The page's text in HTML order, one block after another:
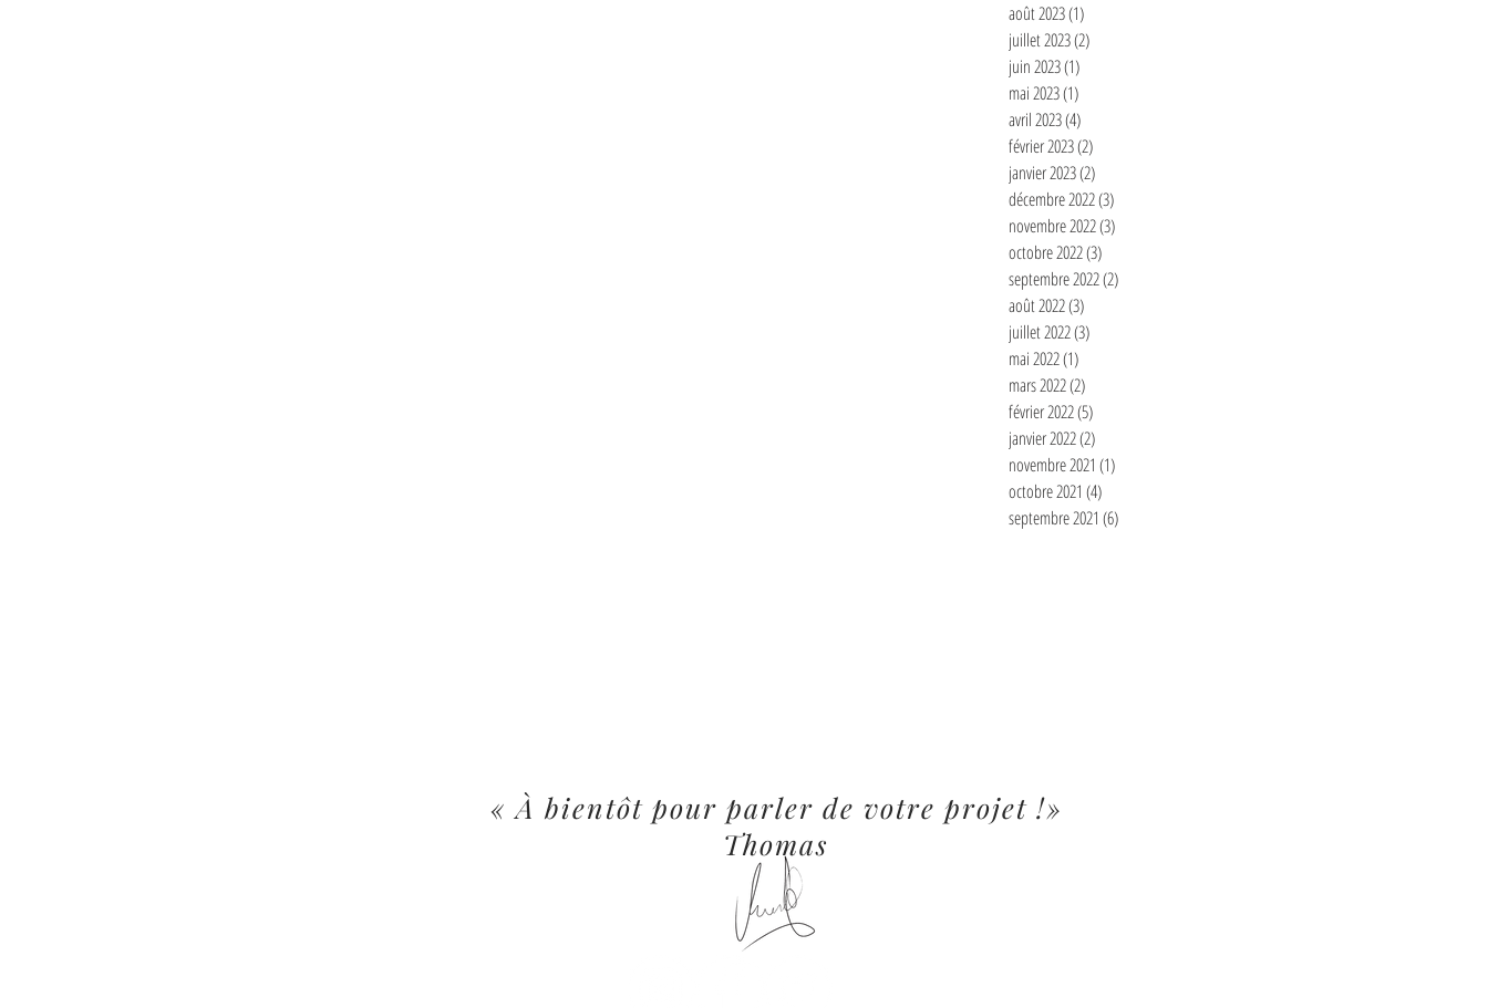
août 2023(1)
juillet 2023(2)
juin 2023(1)
mai 2023(1)
avril 2023(4)
février 2023(2)
janvier 2023(2)
décembre 2022(3)
novembre 2022(3)
octobre 2022(3)
septembre 2022(2)
août 2022(3)
juillet 2022(3)
mai 2022(1)
mars 2022(2)
février 2022(5)
janvier 2022(2)
novembre 2021 (1)
octobre 2021 (4)
septembre 2021 (6)
« À bientôt pour parler de votre projet !»
Thomas